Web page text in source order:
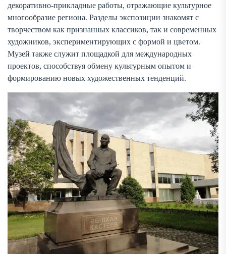
декоративно-прикладные работы, отражающие культурное
многообразие региона. Разделы экспозиции знакомят с
творчеством как признанных классиков, так и современных
художников, экспериментирующих с формой и цветом.
Музей также служит площадкой для международных
проектов, способствуя обмену культурным опытом и
формированию новых художественных тенденций.